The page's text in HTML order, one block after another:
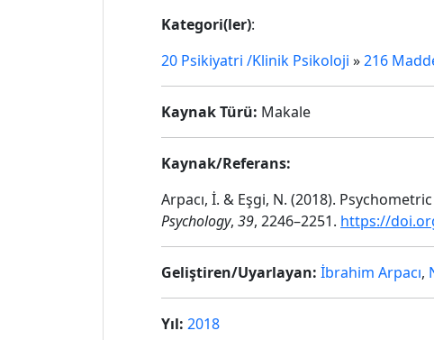
Kategori(ler):
20 Psikiyatri /Klinik Psikoloji »216
Kaynak Türü: Makale
Kaynak/Referans:
Arpacı, İ. & Eşgi, N. (2018).
Psychology, 39, 2246–2251. https://
Geliştiren/Uyarlayan: İbrahim Arpacı,
Yıl: 2018